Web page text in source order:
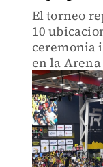
El torneo
10
ceremonia
en la